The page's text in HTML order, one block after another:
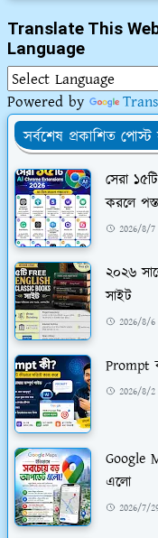
Translate This
Language
Powered by
সর্বশেষ প্রকাশিত
সেরা
করলে
2026/8/7
২০২৬
সাইট
2026/8/6
Prompt
2026/8/2
Google
এলো
2026/7/